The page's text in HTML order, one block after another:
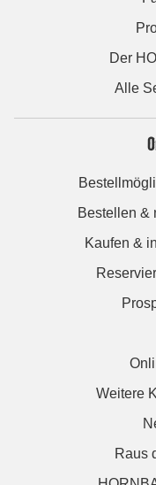
Der
Alle
Bestellen &
Kaufen &
Weitere
Raus